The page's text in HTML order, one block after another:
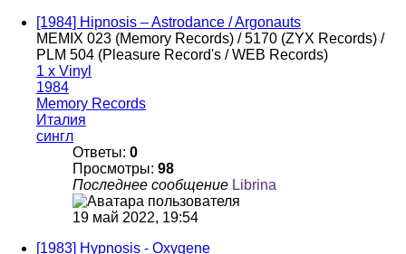
[1984] Hipnosis – Astrodance / Argonauts
MEMIX 023 (Memory Records) / 5170 (ZYX Records) /
PLM 504 (Pleasure Record's / WEB Records)
1 x Vinyl
1984
Memory Records
Италия
сингл
Ответы: 0
Просмотры: 98
Последнее сообщение Librina
19 май 2022, 19:54
[1983] Hypnosis - Oxygene